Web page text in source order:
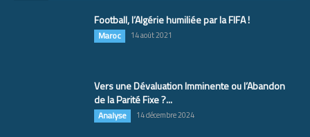
Football, l’Algérie humiliée par la FIFA !
Maroc 14 août 2021
Vers une Dévaluation Imminente ou l’Abandon
de la Parité Fixe ?...
Analyse 14 décembre 2024